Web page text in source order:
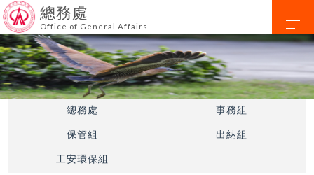
總務處
Office of General Affairs
總務處 事務組
保管組 出納組
工安環保組